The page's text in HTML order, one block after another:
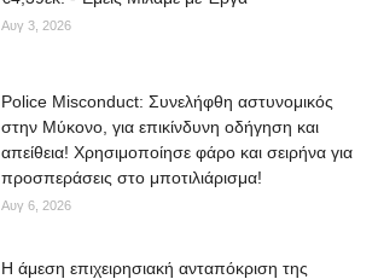
Αυγ 3, 2026
Police Misconduct: Συνελήφθη αστυνομικός
στην Μύκονο, για επικίνδυνη οδήγηση και
απείθεια! Χρησιμοποίησε φάρο και σειρήνα για
προσπεράσεις στο μποτιλιάρισμα!
Αυγ 6, 2026
Η άμεση επιχειρησιακή ανταπόκριση της